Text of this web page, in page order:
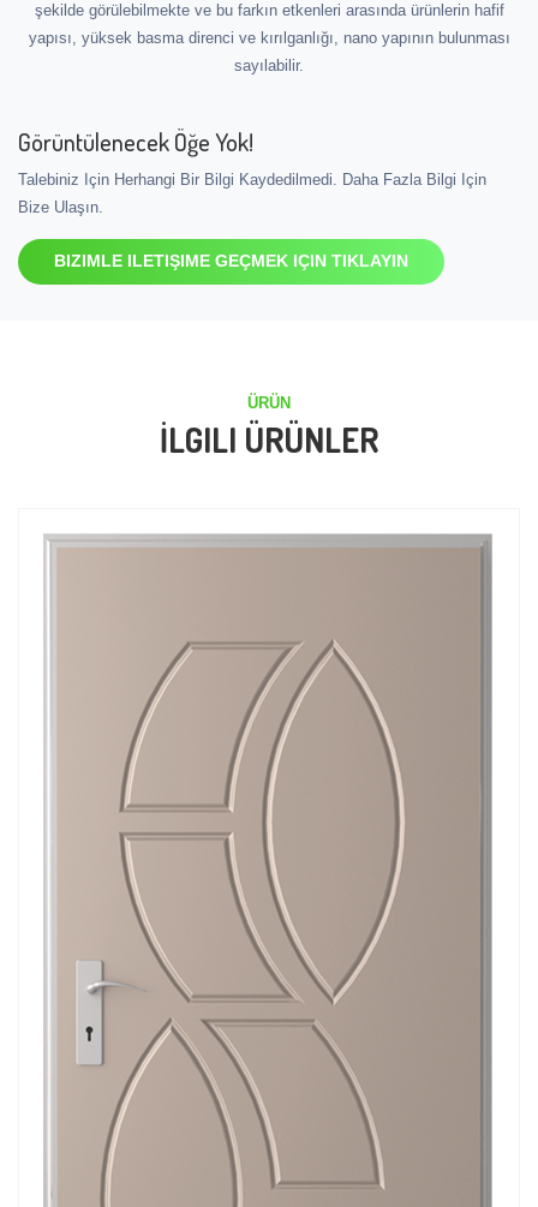
şekilde görülebilmekte ve bu farkın etkenleri arasında ürünlerin hafif
yapısı, yüksek basma direnci ve kırılganlığı, nano yapının bulunması
sayılabilir.
Görüntülenecek Öğe Yok!
Talebiniz Için Herhangi Bir Bilgi Kaydedilmedi. Daha Fazla Bilgi Için
Bize Ulaşın.
BIZIMLE ILETIŞIME GEÇMEK IÇIN TIKLAYIN
ÜRÜN
İLGILI ÜRÜNLER